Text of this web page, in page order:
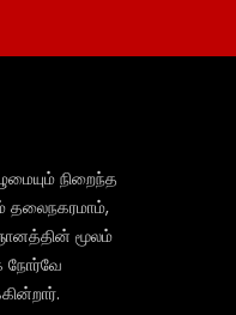
நிறைந்த
தலைநகரமாம்,
மூலம்
நோர்வே